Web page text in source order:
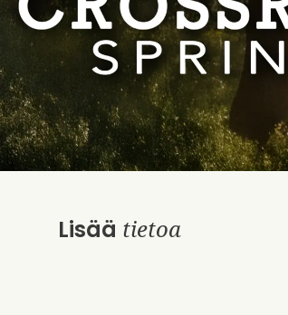
Lisää tietoa